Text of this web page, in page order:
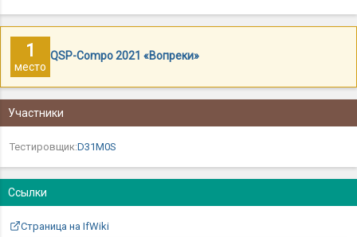
1
место
QSP-Compo 2021 «Вопреки»
Участники
Тестировщик:D31M0S
Ссылки
Страница на IfWiki